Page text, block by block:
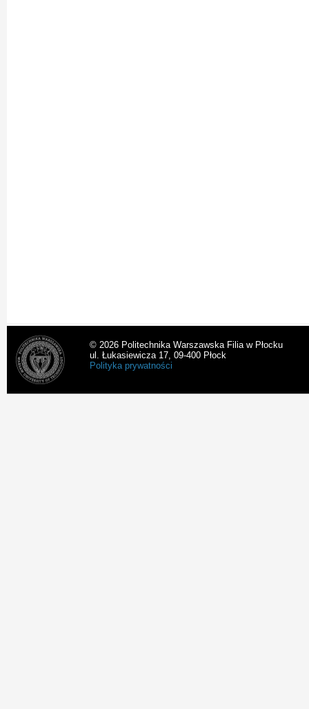
© 2026 Politechnika Warszawska Filia w Płocku
ul. Łukasiewicza 17, 09-400 Płock
Polityka prywatności